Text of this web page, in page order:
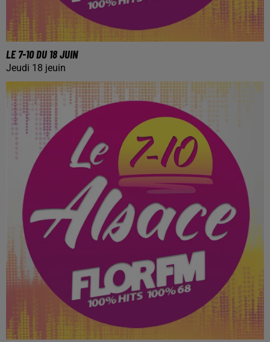
LE 7-10 DU 18 JUIN
Jeudi 18 jeuin